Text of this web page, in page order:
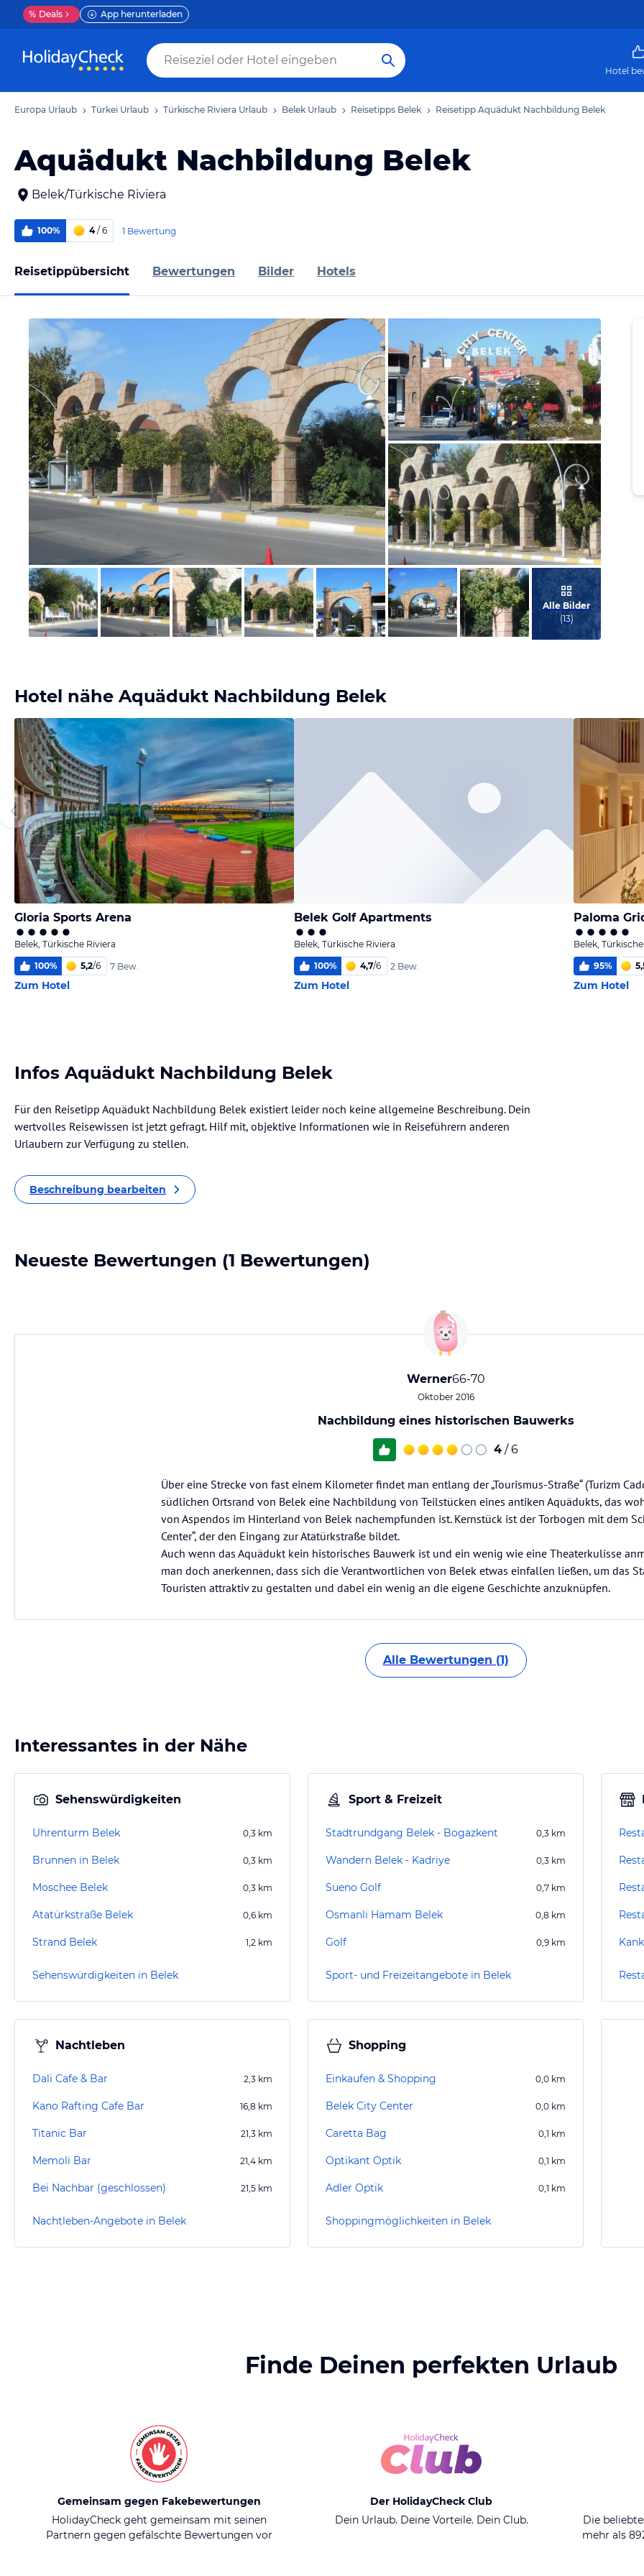
% Deals App herunterladen
Hotel
Europa Urlaub Türkei Urlaub Türkische Riviera Urlaub Belek Urlaub Reisetipps Belek Reisetipp Aquädukt Nachbildung Belek
Aquädukt Nachbildung Belek
Belek/Türkische Riviera
100% 4/ 6 1 Bewertung
Reisetippübersicht Bewertungen Bilder Hotels
Bild melden
von Werner
Bild melden
von Werner
Bild melden
von Werner
Alle Bilder
(13)
Hotel nähe Aquädukt Nachbildung Belek
Gloria Sports Arena
Belek, Türkische Riviera
100% 5,2/6 7 Bew.
Zum Hotel
Belek Golf Apartments
Belek, Türkische Riviera
100% 4,7/6 2 Bew.
Zum Hotel
Paloma
Belek,
95%
Zum Hotel
Infos Aquädukt Nachbildung Belek
Für den Reisetipp Aquädukt Nachbildung Belek existiert leider noch keine allgemeine Beschreibung. Dein
wertvolles Reisewissen ist jetzt gefragt. Hilf mit, objektive Informationen wie in Reiseführern anderen
Urlaubern zur Verfügung zu stellen.
Beschreibung bearbeiten
Neueste Bewertungen (1 Bewertungen)
Werner66-70
Oktober 2016
Nachbildung eines historischen Bauwerks
4 / 6
Über eine Strecke von fast einem Kilometer findet man entlang der „Tourismus-Straße“ (Turizm
südlichen Ortsrand von Belek eine Nachbildung von Teilstücken eines antiken Aquädukts, das
von Aspendos im Hinterland von Belek nachempfunden ist. Kernstück ist der Torbogen mit dem
Center“, der den Eingang zur Atatürkstraße bildet.
Auch wenn das Aquädukt kein historisches Bauwerk ist und ein wenig wie eine Theaterkulisse
man doch anerkennen, dass sich die Verantwortlichen von Belek etwas einfallen ließen, um das
Touristen attraktiv zu gestalten und dabei ein wenig an die eigene Geschichte anzuknüpfen.
Alle Bewertungen (1)
Interessantes in der Nähe
Sehenswürdigkeiten
Uhrenturm Belek 0,3 km
Brunnen in Belek 0,3 km
Moschee Belek 0,3 km
Atatürkstraße Belek 0,6 km
Strand Belek 1,2 km
Sehenswürdigkeiten in Belek
Sport & Freizeit
Stadtrundgang Belek - Bogazkent 0,3 km
Wandern Belek - Kadriye 0,3 km
Sueno Golf 0,7 km
Osmanli Hamam Belek 0,8 km
Golf 0,9 km
Sport- und Freizeitangebote in Belek
Nachtleben
Dali Cafe & Bar 2,3 km
Kano Rafting Cafe Bar 16,8 km
Titanic Bar 21,3 km
Memoli Bar 21,4 km
Bei Nachbar (geschlossen) 21,5 km
Nachtleben-Angebote in Belek
Shopping
Einkaufen & Shopping 0,0 km
Belek City Center 0,0 km
Caretta Bag 0,1 km
Optikant Optik 0,1 km
Adler Optik 0,1 km
Shoppingmöglichkeiten in Belek
Finde Deinen perfekten Urlaub
Gemeinsam gegen Fakebewertungen
HolidayCheck geht gemeinsam mit seinen
Partnern gegen gefälschte Bewertungen vor
Der HolidayCheck Club
Dein Urlaub. Deine Vorteile. Dein Club.
Die
mehr als